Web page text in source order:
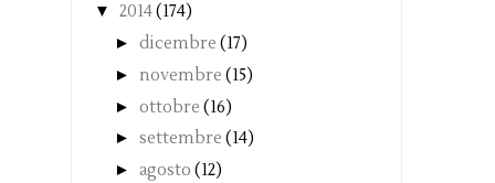
▼ 2014(174)
► dicembre (17)
► novembre (15)
► ottobre (16)
► settembre (14)
► agosto (12)